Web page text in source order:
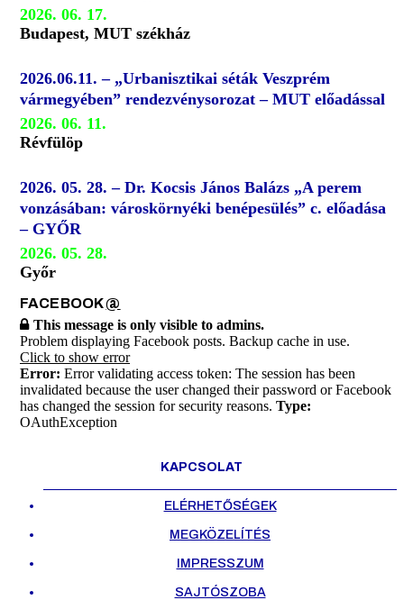
2026. 06. 17.
Budapest, MUT székház
2026.06.11. – „Urbanisztikai séták Veszprém
vármegyében” rendezvénysorozat – MUT előadással
2026. 06. 11.
Révfülöp
2026. 05. 28. – Dr. Kocsis János Balázs „A perem
vonzásában: városkörnyéki benépesülés” c. előadása
– GYŐR
2026. 05. 28.
Győr
FACEBOOK@
This message is only visible to admins.
Problem displaying Facebook posts. Backup cache in use.
Click to show error
Error: Error validating access token: The session has been
invalidated because the user changed their password or Facebook
has changed the session for security reasons. Type:
OAuthException
KAPCSOLAT
ELÉRHETŐSÉGEK
MEGKÖZELÍTÉS
IMPRESSZUM
SAJTÓSZOBA